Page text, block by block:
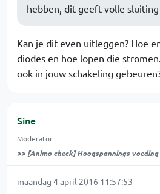
hebben, dit geeft volle sluiting
Kan je dit even uitleggen? Hoe
diodes en hoe lopen die
ook in jouw schakeling
Sine
Moderator
>> [Animo check] Hoogspannings
maandag 4 april 2016 11:57:53